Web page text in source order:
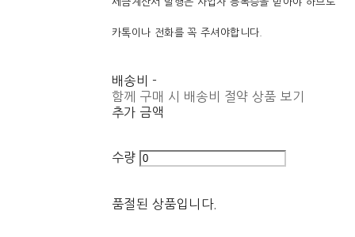
세금계산서 발행은 사업자 등록증을 받아야 하므로
카톡이나 전화를 꼭 주셔야합니다.
배송비 -
함께 구매 시 배송비 절약 상품 보기
추가 금액
수량
품절된 상품입니다.